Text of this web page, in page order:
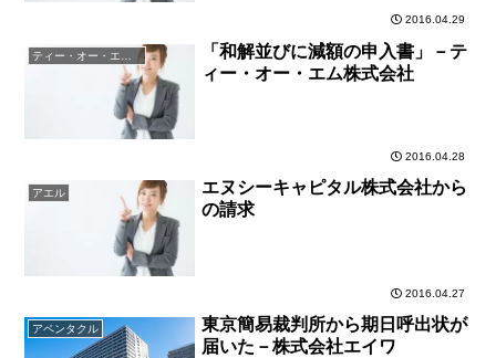
2016.04.29
「和解並びに減額の申入書」－テ
ィー・オー・エム株式会社
2016.04.28
アエル
エヌシーキャピタル株式会社から
の請求
2016.04.27
アペンタクル
東京簡易裁判所から期日呼出状が
届いた－株式会社エイワ